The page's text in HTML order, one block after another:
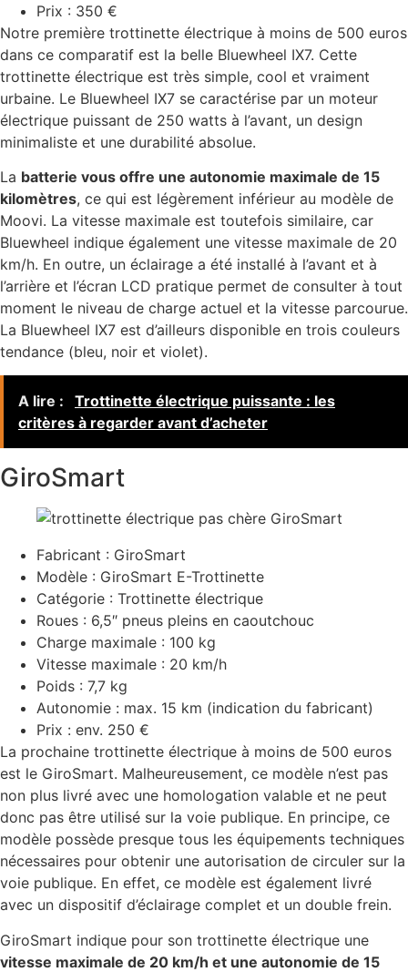
Prix : 350 €
Notre première trottinette électrique à moins de 500 euros
dans ce comparatif est la belle Bluewheel IX7. Cette
trottinette électrique est très simple, cool et vraiment
urbaine. Le Bluewheel IX7 se caractérise par un moteur
électrique puissant de 250 watts à l’avant, un design
minimaliste et une durabilité absolue.
La batterie vous offre une autonomie maximale de 15
kilomètres, ce qui est légèrement inférieur au modèle de
Moovi. La vitesse maximale est toutefois similaire, car
Bluewheel indique également une vitesse maximale de 20
km/h. En outre, un éclairage a été installé à l’avant et à
l’arrière et l’écran LCD pratique permet de consulter à tout
moment le niveau de charge actuel et la vitesse parcourue.
La Bluewheel IX7 est d’ailleurs disponible en trois couleurs
tendance (bleu, noir et violet).
A lire :
Trottinette électrique puissante : les
critères à regarder avant d’acheter
GiroSmart
Fabricant : GiroSmart
Modèle : GiroSmart E-Trottinette
Catégorie : Trottinette électrique
Roues : 6,5″ pneus pleins en caoutchouc
Charge maximale : 100 kg
Vitesse maximale : 20 km/h
Poids : 7,7 kg
Autonomie : max. 15 km (indication du fabricant)
Prix : env. 250 €
La prochaine trottinette électrique à moins de 500 euros
est le GiroSmart. Malheureusement, ce modèle n’est pas
non plus livré avec une homologation valable et ne peut
donc pas être utilisé sur la voie publique. En principe, ce
modèle possède presque tous les équipements techniques
nécessaires pour obtenir une autorisation de circuler sur la
voie publique. En effet, ce modèle est également livré
avec un dispositif d’éclairage complet et un double frein.
GiroSmart indique pour son trottinette électrique une
vitesse maximale de 20 km/h et une autonomie de 15